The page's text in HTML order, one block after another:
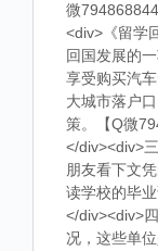
微794868844
<div>《留学
回国发展的
享受购买汽
大城市落户
策。【Q微
</div><div>
朋友看下文
读学校的毕
</div><div>
况，这些单